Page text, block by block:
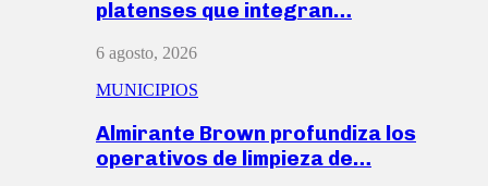
platenses que integran…
6 agosto, 2026
MUNICIPIOS
Almirante Brown profundiza los
operativos de limpieza de…